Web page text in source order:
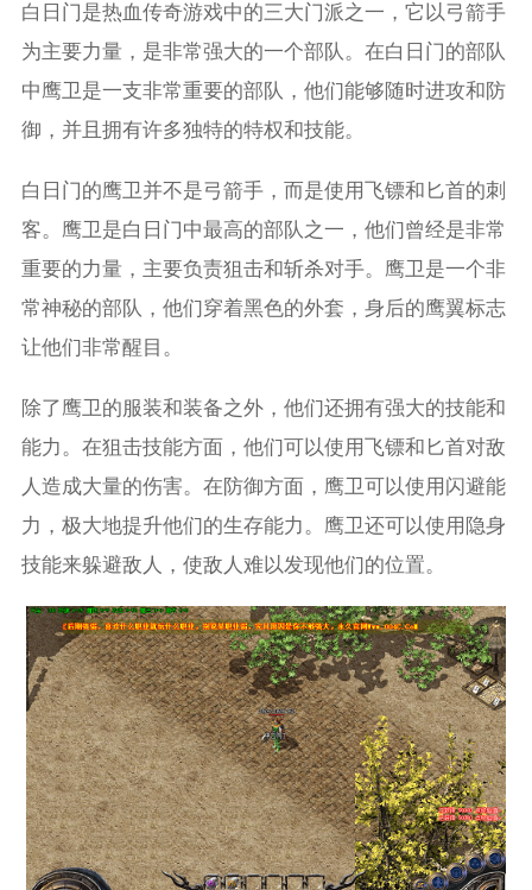
白日门是热血传奇游戏中的三大门派之一，它以弓箭手
为主要力量，是非常强大的一个部队。在白日门的部队
中鹰卫是一支非常重要的部队，他们能够随时进攻和防
御，并且拥有许多独特的特权和技能。
白日门的鹰卫并不是弓箭手，而是使用飞镖和匕首的刺
客。鹰卫是白日门中最高的部队之一，他们曾经是非常
重要的力量，主要负责狙击和斩杀对手。鹰卫是一个非
常神秘的部队，他们穿着黑色的外套，身后的鹰翼标志
让他们非常醒目。
除了鹰卫的服装和装备之外，他们还拥有强大的技能和
能力。在狙击技能方面，他们可以使用飞镖和匕首对敌
人造成大量的伤害。在防御方面，鹰卫可以使用闪避能
力，极大地提升他们的生存能力。鹰卫还可以使用隐身
技能来躲避敌人，使敌人难以发现他们的位置。